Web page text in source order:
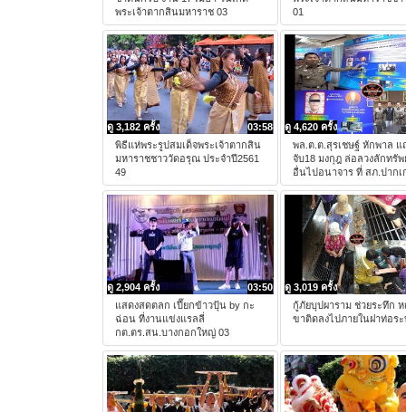
พระเจ้าตากสินมหาราช 03
01
03:58
ดู 3,182 ครั้ง
พิธีแห่พระรูปสมเด็จพระเจ้าตากสิน
มหาราชชาววัดอรุณ ประจำปี2561
49
ดู 4,620 ครั้ง
พล.ต.ต.สุรเชษฐ์ หักพาล แ
จับ18 มงกุฎ ล่อลวงลักทรัพ
อื่นไปอนาจาร ที่ สภ.ปากเ
03:50
ดู 2,904 ครั้ง
แสดงสดตลก เปี๊ยกข้าวปุ้น by กะ
ฉ่อน ที่งานแข่งแรลลี่
กต.ตร.สน.บางกอกใหญ่ 03
ดู 3,019 ครั้ง
กู้ภัยบุปผาราม ช่วยระทึก
ขาติดลงไปภายในฝาท่อร